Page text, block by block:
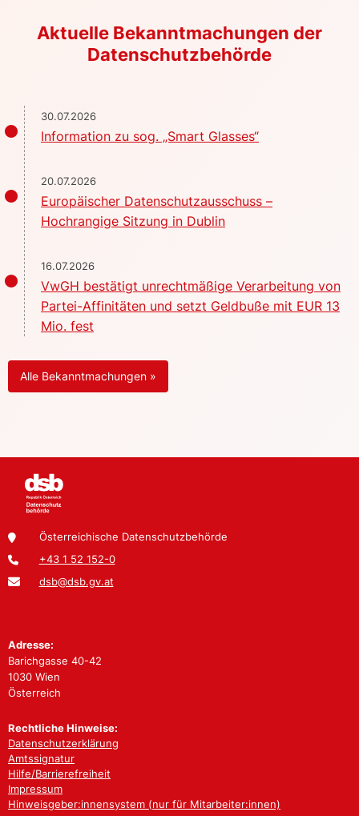
Aktuelle Bekanntmachungen der
Datenschutzbehörde
30.07.2026
Information zu sog. „Smart Glasses“
20.07.2026
Europäischer Datenschutzausschuss –
Hochrangige Sitzung in Dublin
16.07.2026
VwGH bestätigt unrechtmäßige Verarbeitung von
Partei-Affinitäten und setzt Geldbuße mit EUR 13
Mio. fest
Alle Bekanntmachungen »
Österreichische Datenschutzbehörde
+43 1 52 152-0
dsb@dsb.gv.at
Adresse:
Barichgasse 40-42
1030 Wien
Österreich
Rechtliche Hinweise:
Datenschutzerklärung
Amtssignatur
Hilfe/Barrierefreiheit
Impressum
Hinweisgeber:innensystem (nur für Mitarbeiter:innen)